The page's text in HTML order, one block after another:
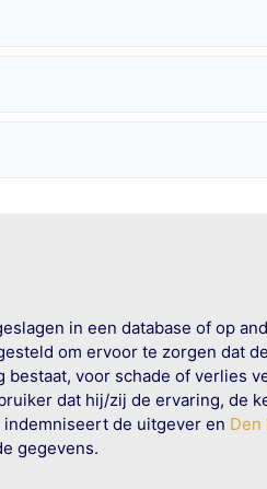
in een database of op
om ervoor te zorgen dat
voor schade of verlies
dat hij/zij de ervaring, de
de uitgever en Den
gegevens.